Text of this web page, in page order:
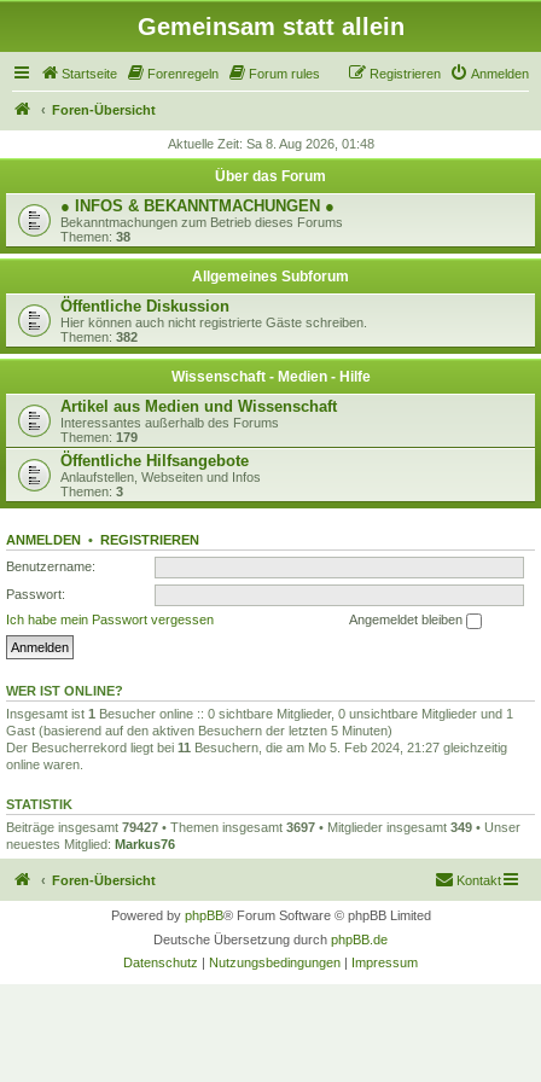
Gemeinsam statt allein
Startseite Forenregeln Forum rules Anmelden
Registrieren
Foren-Übersicht
Aktuelle Zeit: Sa 8. Aug 2026, 01:48
Über das Forum
● INFOS & BEKANNTMACHUNGEN ●
Bekanntmachungen zum Betrieb dieses Forums
Themen: 38
Allgemeines Subforum
Öffentliche Diskussion
Hier können auch nicht registrierte Gäste schreiben.
Themen: 382
Wissenschaft - Medien - Hilfe
Artikel aus Medien und Wissenschaft
Interessantes außerhalb des Forums
Themen: 179
Öffentliche Hilfsangebote
Anlaufstellen, Webseiten und Infos
Themen: 3
ANMELDEN • REGISTRIEREN
Benutzername:
Passwort:
Ich habe mein Passwort vergessen
Angemeldet bleiben
WER IST ONLINE?
Insgesamt ist 1 Besucher online :: 0 sichtbare Mitglieder, 0 unsichtbare Mitglieder und 1
Gast (basierend auf den aktiven Besuchern der letzten 5 Minuten)
Der Besucherrekord liegt bei 11 Besuchern, die am Mo 5. Feb 2024, 21:27 gleichzeitig
online waren.
STATISTIK
Beiträge insgesamt 79427 • Themen insgesamt 3697 • Mitglieder insgesamt 349 • Unser
neuestes Mitglied: Markus76
Foren-Übersicht Kontakt
Powered by phpBB® Forum Software © phpBB Limited
Deutsche Übersetzung durch phpBB.de
Datenschutz | Nutzungsbedingungen | Impressum